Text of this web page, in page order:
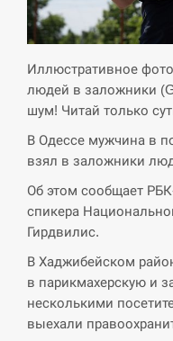
СЕРПЕНЬ
14:53
Экс-послу в
подозрение и
СЕРПЕНЬ
У Росії
СЕРПЕНЬ
Поставки ракет
хотя у
СЕРПЕНЬ
Иллюстративное
людей в заложники
шум! Читай только
В Одессе мужчина в
взял в заложники
Об этом сообщает
спикера
Гирдвилис.
В Хаджибейском
в парикмахерскую и
несколькими
выехали